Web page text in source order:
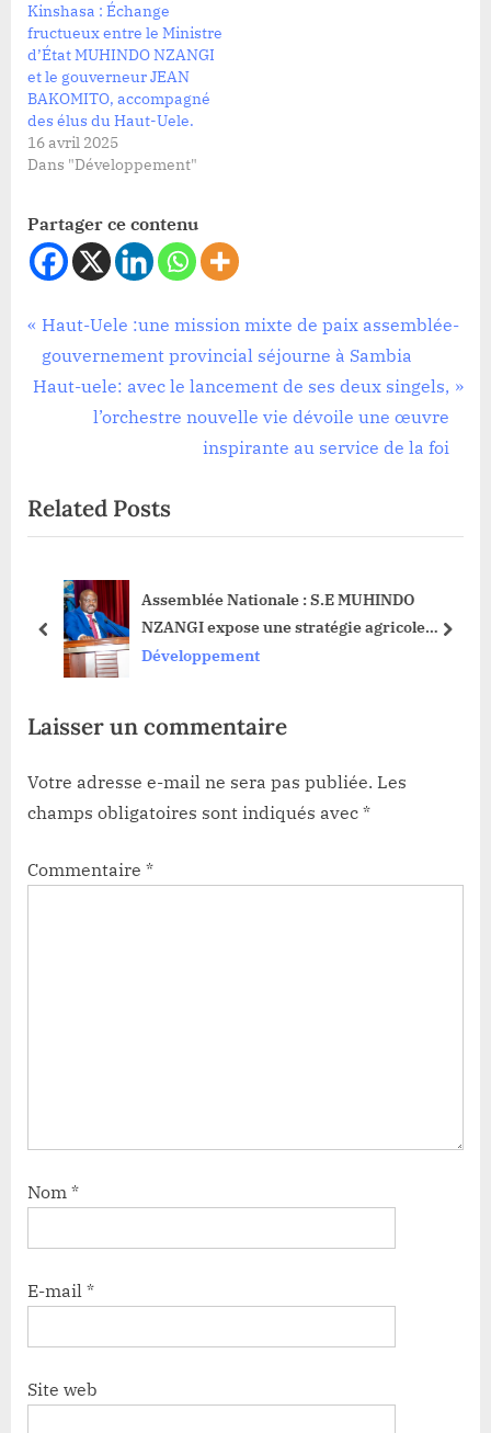
Kinshasa : Échange
fructueux entre le Ministre
d’État MUHINDO NZANGI
et le gouverneur JEAN
BAKOMITO, accompagné
des élus du Haut-Uele.
16 avril 2025
Dans "Développement"
Partager ce contenu
Politique
Navigation
de
l’article
P
r
e
u
s
s
Haut-Uele :une mission mixte de paix assemblée-
gouvernement provincial séjourne à Sambia
N
P
o
Haut-uele: avec le lancement de ses deux singels,
l’orchestre nouvelle vie dévoile une œuvre
inspirante au service de la foi
Related Posts
Assemblée Nationale : S.E MUHINDO
NZANGI expose une stratégie agricole
ambitieuse en cinq piliers devant la
Développement
prev next
Laisser un commentaire
Votre adresse e-mail ne sera pas publiée. Les
champs obligatoires sont indiqués avec *
Commentaire *
Nom *
E-mail *
Site web